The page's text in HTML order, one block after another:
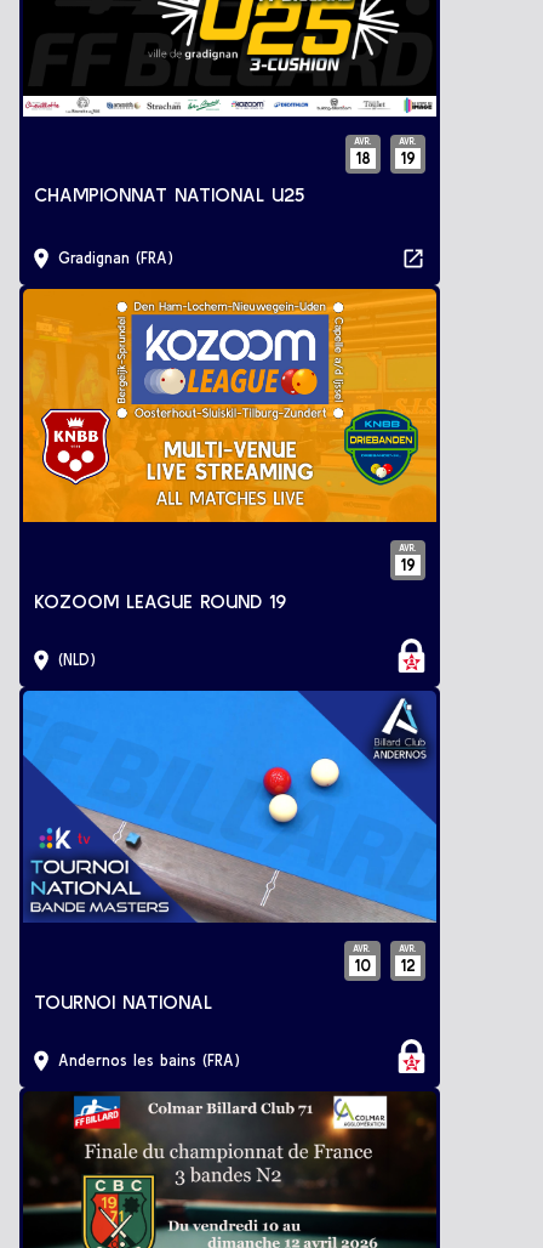
AVR.
18
AVR.
19
CHAMPIONNAT NATIONAL U25
Gradignan (FRA)
AVR.
19
KOZOOM LEAGUE ROUND 19
(NLD)
AVR.
10
AVR.
12
TOURNOI NATIONAL
Andernos les bains (FRA)